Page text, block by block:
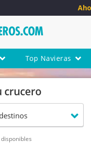
Top Navieras
crucero